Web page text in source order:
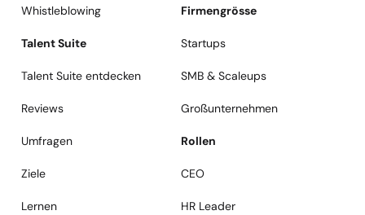
Whistleblowing
Talent Suite
Talent Suite entdecken
Reviews
Umfragen
Ziele
Lernen
Firmengrösse
Startups
SMB & Scaleups
Großunternehmen
Rollen
CEO
HR Leader